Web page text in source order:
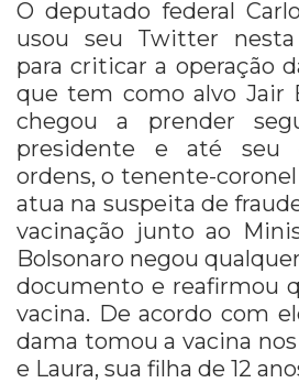
O deputado federal
usou seu Twitter nesta
para criticar a operação
que tem como alvo Jair
chegou a prender
presidente e até seu
ordens, o tenente-
atua na suspeita de
vacinação junto ao
Bolsonaro negou
documento e reafirmou
vacina. De acordo com
dama tomou a vacina
e Laura, sua filha de 12